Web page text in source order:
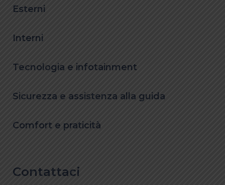
Esterni
Interni
Tecnologia e infotainment
Sicurezza e assistenza alla guida
Comfort e praticità
Contattaci